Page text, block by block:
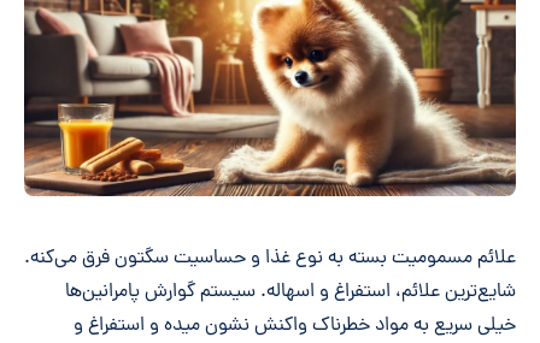
علائم مسمومیت بسته به نوع غذا و حساسیت سگتون فرق می‌کنه.
شایع‌ترین علائم، استفراغ و اسهاله. سیستم گوارش پامرانین‌ها
خیلی سریع به مواد خطرناک واکنش نشون میده و استفراغ و